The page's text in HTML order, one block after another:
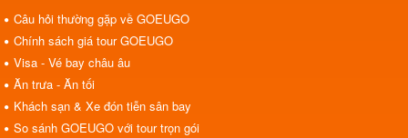
Câu hỏi thường gặp về GOEUGO
Chính sách giá tour GOEUGO
Visa - Vé bay châu âu
Ăn trưa - Ăn tối
Khách sạn & Xe đón tiễn sân bay
So sánh GOEUGO với tour trọn gói